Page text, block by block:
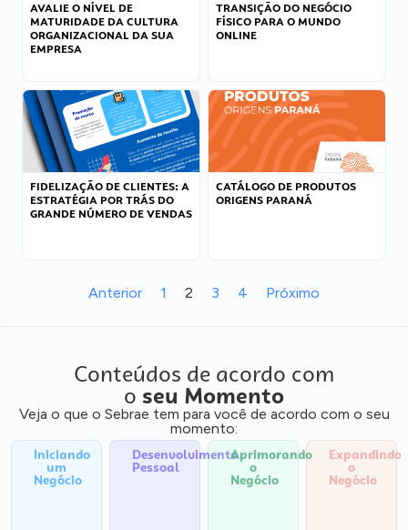
AVALIE O NÍVEL DE
MATURIDADE DA CULTURA
ORGANIZACIONAL DA SUA
EMPRESA
TRANSIÇÃO DO NEGÓCIO
FÍSICO PARA O MUNDO
ONLINE
FIDELIZAÇÃO DE CLIENTES: A
ESTRATÉGIA POR TRÁS DO
GRANDE NÚMERO DE VENDAS
CATÁLOGO DE PRODUTOS
ORIGENS PARANÁ
Anterior 1 2 3 4 Próximo
Conteúdos de acordo com
o seu Momento
Veja o que o Sebrae tem para você de acordo com o seu
momento:
Iniciando
um
Negócio
Desenvolvimento
Pessoal
Aprimorando
o
Negócio
Expandindo
o
Negócio